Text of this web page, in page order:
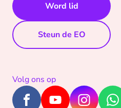
Word lid
Steun de EO
Volg ons op